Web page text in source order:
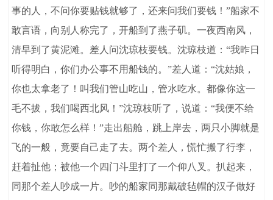
事的人，不问你要贴钱就够了，还来问我们要钱！”船家不
敢言语，向别人称完了，开船到了燕子矶。一夜西南风，
清早到了黄泥滩。差人问沈琼枝要钱。沈琼枝道：“我昨日
听得明白，你们办公事不用船钱的。”差人道：“沈姑娘，
你也太拿老了！叫我们管山吃山，管水吃水。都像你这一
毛不拔，我们喝西北风！”沈琼枝听了，说道：“我便不给
你钱，你敢怎么样！”走出船舱，跳上岸去，两只小脚就是
飞的一般，竟要自己走了去。两个差人，慌忙搬了行李，
赶着扯他；被他一个四门斗里打了一个仰八叉。扒起来，
同那个差人吵成一片。吵的船家同那戴破毡帽的汉子做好